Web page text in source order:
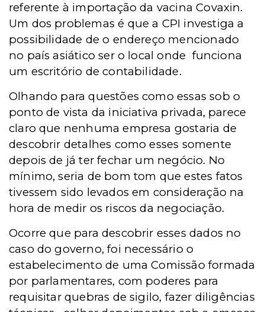
referente à importação da vacina Covaxin.
Um dos problemas é que a CPI investiga a
possibilidade de o endereço mencionado
no país asiático ser o local onde funciona
um escritório de contabilidade.
Olhando para questões como essas sob o
ponto de vista da iniciativa privada, parece
claro que nenhuma empresa gostaria de
descobrir detalhes como esses somente
depois de já ter fechar um negócio. No
mínimo, seria de bom tom que estes fatos
tivessem sido levados em consideração na
hora de medir os riscos da negociação.
Ocorre que para descobrir esses dados no
caso do governo, foi necessário o
estabelecimento de uma Comissão formada
por parlamentares, com poderes para
requisitar quebras de sigilo, fazer diligências